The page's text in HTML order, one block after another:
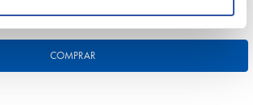
COMPRAR
CAMISETA POLIKI POLIKI NIÑO